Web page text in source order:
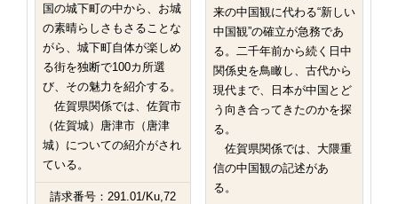
国の城下町の中から、お城
の素晴らしさもさることな
がら、城下町自体が楽しめ
る街を独断で100カ所選
び、その魅力を紹介する。
佐賀県関係では、佐賀市
（佐賀城）唐津市（唐津
城）についての紹介がされ
ている。
請求番号：291.01/Ku,72
来の中国観に代わる“新しい
中国観”の確立が急務であ
る。二千年前から続く日中
関係史を鳥瞰し、古代から
現代まで、日本が中国とど
う向き合ってきたのかを探
る。
佐賀県関係では、大隈重
信の中国観の記述があ
る。